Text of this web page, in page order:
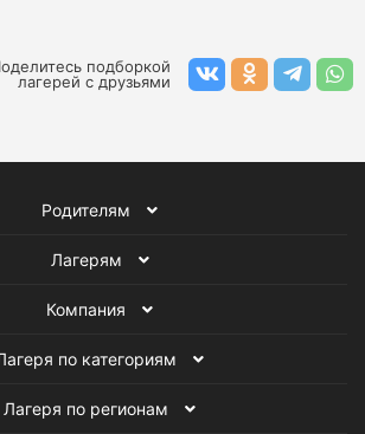
Тематические лагеря
Профориентационные лагеря
подборкой
лагерей с друзьями
Родителям
Лагерям
Компания
по категориям
Лагеря по регионам